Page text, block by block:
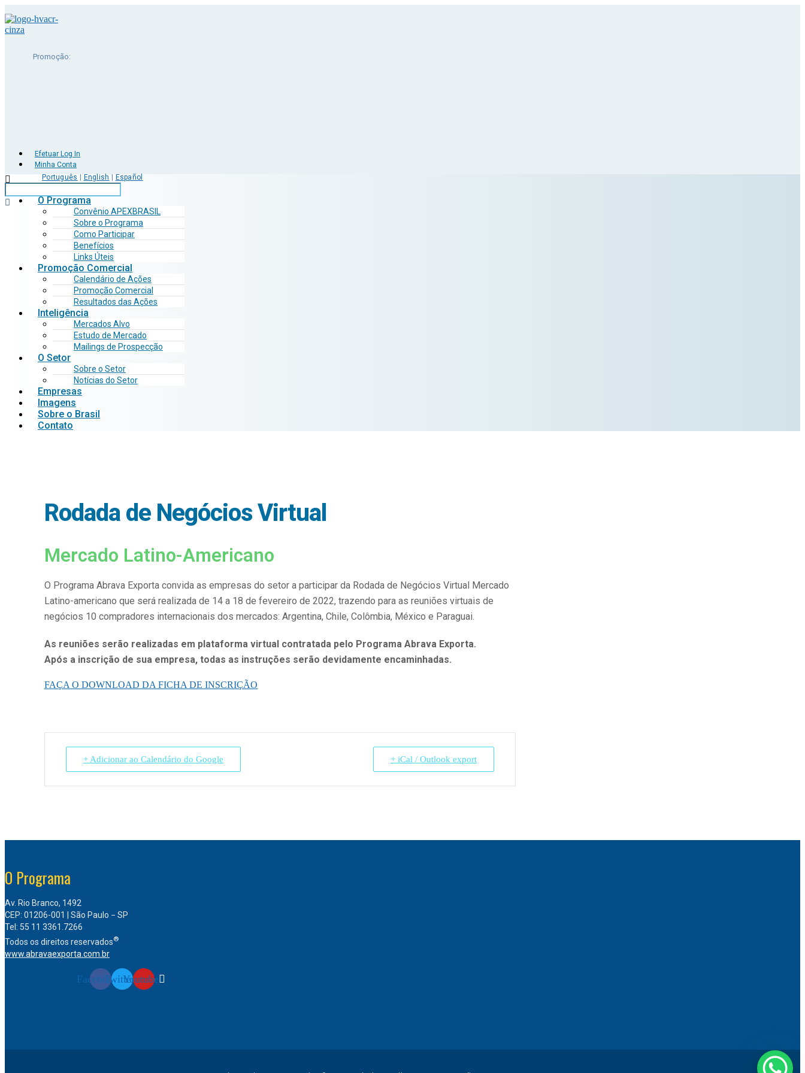
Promoção:
Efetuar Log In
Minha Conta
Português
English Español
O Programa
Convênio APEXBRASIL
Sobre o Programa
Como Participar
Benefícios
Links Úteis
Promoção Comercial
Calendário de Ações
Promoção Comercial
Resultados das Ações
Inteligência
Mercados Alvo
Estudo de Mercado
Mailings de Prospecção
O Setor
Sobre o Setor
Notícias do Setor
Empresas
Imagens
Sobre o Brasil
Contato
Rodada de Negócios Virtual
Mercado Latino-Americano
O Programa Abrava Exporta convida as empresas do setor a participar da Rodada de Negócios Virtual Mercado
Latino-americano que será realizada de 14 a 18 de fevereiro de 2022, trazendo para as reuniões virtuais de
negócios 10 compradores internacionais dos mercados: Argentina, Chile, Colômbia, México e Paraguai.
As reuniões serão realizadas em plataforma virtual contratada pelo Programa Abrava Exporta.
Após a inscrição de sua empresa, todas as instruções serão devidamente encaminhadas.
FAÇA O DOWNLOAD DA FICHA DE INSCRIÇÃO
+ Adicionar ao Calendário do Google + iCal / Outlook export
O Programa
Av. Rio Branco, 1492
CEP: 01206-001 | São Paulo − SP
Tel: 55 11 3361.7266
Todos os direitos reservados®
www.abravaexporta.com.br
FacebookTwitterYoutube